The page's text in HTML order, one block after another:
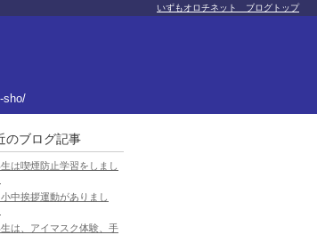
sho/
いずもオロチネット ブログトップ
のブログ記事
生は喫煙防止学習をしまし
中挨拶運動がありまし
生は、アイマスク体験、手